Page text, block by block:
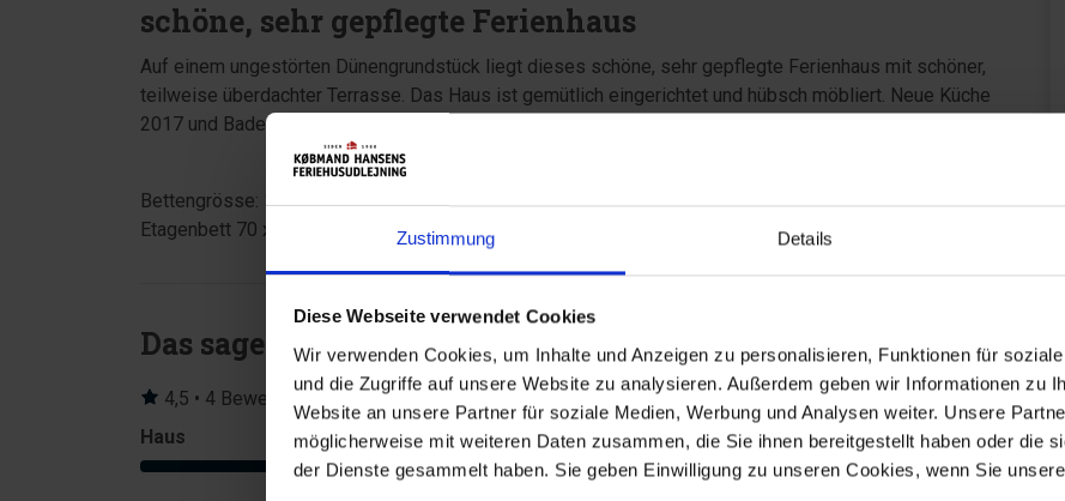
Zustimmung Details
Diese Webseite verwendet Cookies
Wir verwenden Cookies, um Inhalte und Anzeigen zu personalisieren, Funktionen für
und die Zugriffe auf unsere Website zu analysieren. Außerdem geben wir Informationen zu
Website an unsere Partner für soziale Medien, Werbung und Analysen weiter. Unsere
möglicherweise mit weiteren Daten zusammen, die Sie ihnen bereitgestellt haben oder die
der Dienste gesammelt haben. Sie geben Einwilligung zu unseren Cookies, wenn Sie
schöne, sehr gepflegte Ferienhaus
Auf einem ungestörten Dünengrundstück liegt dieses schöne, sehr gepflegte Ferienhaus mit schöner,
teilweise überdachter Terrasse. Das Haus ist gemütlich eingerichtet und hübsch möbliert. Neue Küche
2017 und Badezimmer von 2014.
Bettengrösse: 1 Doppelbett mit je 2 Matratzen á 90 x 200 cm + 1 Doppelbett 180 x 200 cm + 1
Etagenbett 70 x 180 cm.
Das sagen andere Urlauber
4,5 • 4 Bewertungen
Haus
4,3
Grundstück
4,3
Bereich
5,0